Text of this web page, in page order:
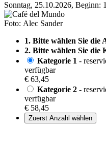
Sonntag, 25.10.2026, Beginn:
Foto: Alec Sander
1. Bitte wählen Sie die
2. Bitte wählen Sie die
Kategorie 1 -
verfügbar
€ 63,45
Kategorie 2 -
verfügbar
€ 58,45
Zuerst Anzahl wählen